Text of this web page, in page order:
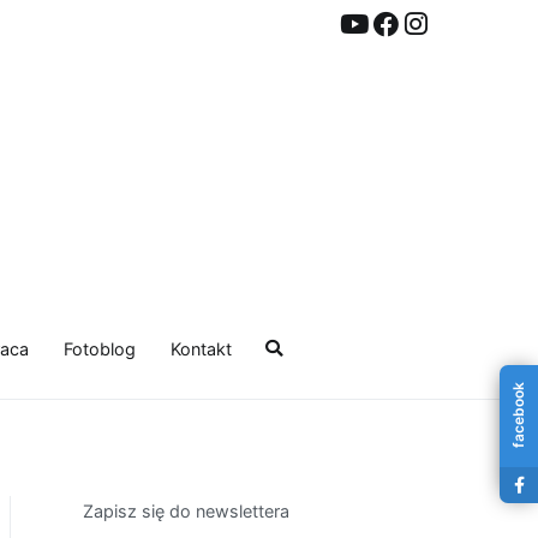
Fotoblog Kontakt
Zapisz się do newslettera
facebook